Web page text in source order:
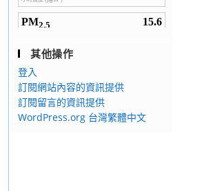
其他操作
登入
訂閱網站內容的資訊提供
訂閱留言的資訊提供
WordPress.org 台灣繁體中文